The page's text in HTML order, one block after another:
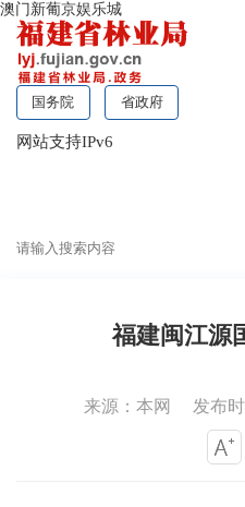
澳门新葡京娱乐城
国务院 省政府
网站支持IPv6
福建闽江源
来源：本网 发布